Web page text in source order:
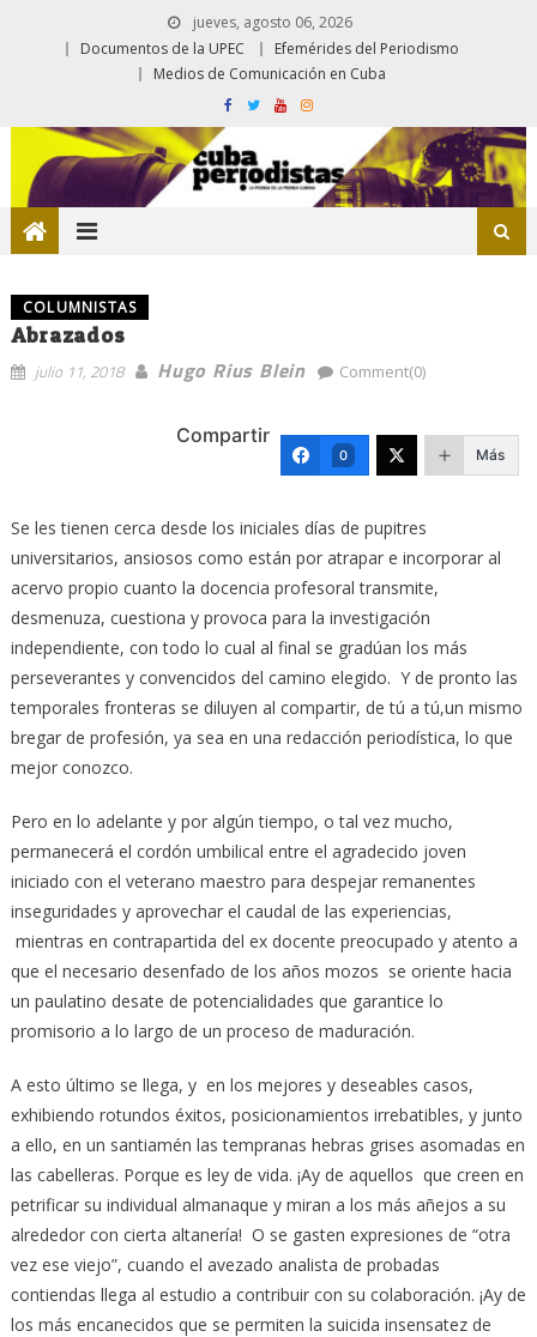
jueves, agosto 06, 2026
Documentos de la UPEC
Efemérides del Periodismo
Medios de Comunicación en Cuba
COLUMNISTAS
Abrazados
julio 11, 2018 Hugo Rius Blein Comment(0)
Compartir
0 Más
Se les tienen cerca desde los iniciales días de pupitres
universitarios, ansiosos como están por atrapar e incorporar al
acervo propio cuanto la docencia profesoral transmite,
desmenuza, cuestiona y provoca para la investigación
independiente, con todo lo cual al final se gradúan los más
perseverantes y convencidos del camino elegido. Y de pronto las
temporales fronteras se diluyen al compartir, de tú a tú,un mismo
bregar de profesión, ya sea en una redacción periodística, lo que
mejor conozco.
Pero en lo adelante y por algún tiempo, o tal vez mucho,
permanecerá el cordón umbilical entre el agradecido joven
iniciado con el veterano maestro para despejar remanentes
inseguridades y aprovechar el caudal de las experiencias,
mientras en contrapartida del ex docente preocupado y atento a
que el necesario desenfado de los años mozos se oriente hacia
un paulatino desate de potencialidades que garantice lo
promisorio a lo largo de un proceso de maduración.
A esto último se llega, y en los mejores y deseables casos,
exhibiendo rotundos éxitos, posicionamientos irrebatibles, y junto
a ello, en un santiamén las tempranas hebras grises asomadas en
las cabelleras. Porque es ley de vida. ¡Ay de aquellos que creen en
petrificar su individual almanaque y miran a los más añejos a su
alrededor con cierta altanería! O se gasten expresiones de “otra
vez ese viejo”, cuando el avezado analista de probadas
contiendas llega al estudio a contribuir con su colaboración. ¡Ay de
los más encanecidos que se permiten la suicida insensatez de